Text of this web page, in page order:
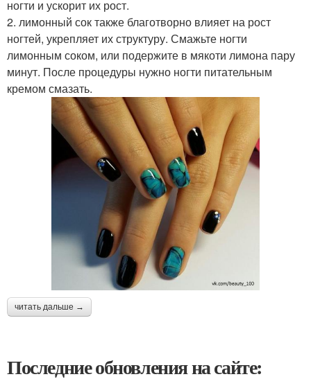
ногти и ускорит их рост.
2. лимонный сок также благотворно влияет на рост
ногтей, укрепляет их структуру. Смажьте ногти
лимонным соком, или подержите в мякоти лимона пару
минут. После процедуры нужно ногти питательным
кремом смазать.
читать дальше →
Последние обновления на сайте: